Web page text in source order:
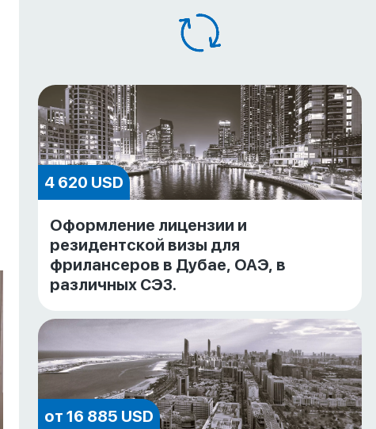
4 620 USD
Оформление лицензии и
резидентской визы для
фрилансеров в Дубае, ОАЭ, в
различных СЭЗ.
от 16 885 USD